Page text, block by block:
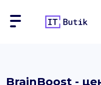
Сайты
BrainBoost -